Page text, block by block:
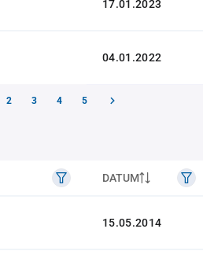
17.01.2023
04.01.2022
2 3 4 5
DATUM
15.05.2014